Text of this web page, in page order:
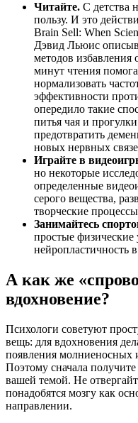
Читайте. С детства
пользу. И это
Brain Sell: When
Дэвид Льюис
методов избавления
минут чтения
нормализовать
эффективности
опередило такие
питья чая и
предотвратить
новых нервных
Играйте в
но некоторые
определенные
серого вещества,
творческие
Занимайтесь
простые
нейропластичность
А как же
вдохновение?
Психологи советуют
вещь: для вдохновения
появления молниеносных
Поэтому сначала
вашей темой. Не
понадобятся мозгу как
направлении.